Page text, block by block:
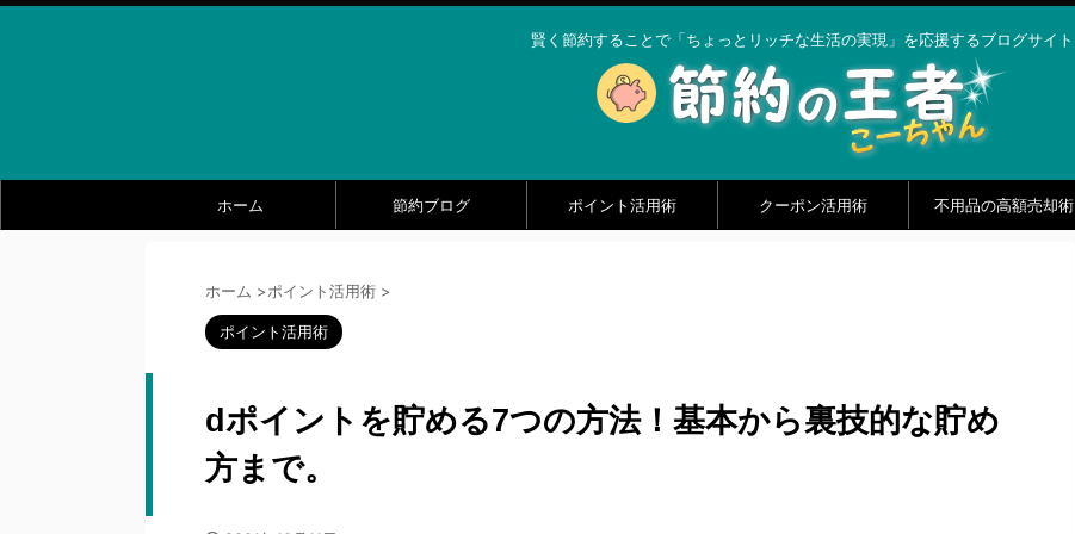
賢く節約することで「ちょっとリッチな生活の実現」を応援するブログサイト
ホーム 節約ブログ ポイント活用術 クーポン活用術 不用品の高額売却術
ホーム >ポイント活用術 >
ポイント活用術
dポイントを貯める7つの方法！基本から裏技的な貯め
方まで。